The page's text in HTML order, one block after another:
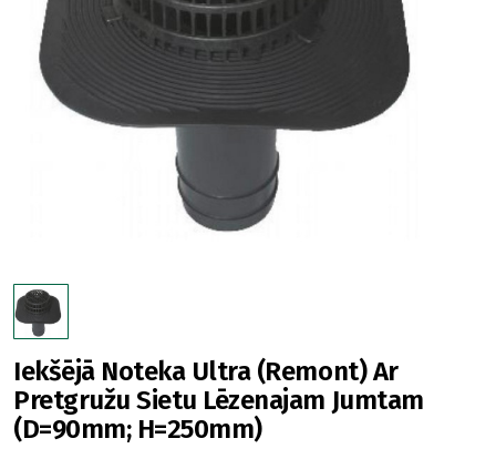
Iekšējā Noteka Ultra (Remont) Ar
Pretgružu Sietu Lēzenajam Jumtam
(D=90mm; H=250mm)